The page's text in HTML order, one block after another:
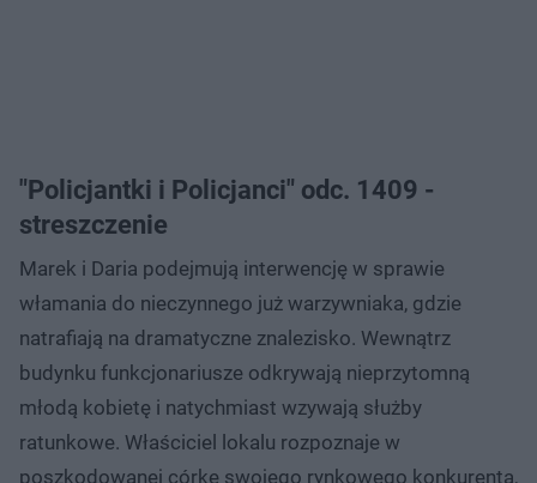
"Policjantki i Policjanci" odc. 1409 -
streszczenie
Marek i Daria podejmują interwencję w sprawie
włamania do nieczynnego już warzywniaka, gdzie
natrafiają na dramatyczne znalezisko. Wewnątrz
budynku funkcjonariusze odkrywają nieprzytomną
młodą kobietę i natychmiast wzywają służby
ratunkowe. Właściciel lokalu rozpoznaje w
poszkodowanej córkę swojego rynkowego konkurenta,